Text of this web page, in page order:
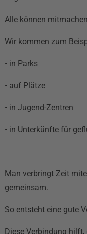
Alle können
Wir kommen zum
• in Parks
• auf Plätze
• in Jugend-Zentren
• in Unterkünfte für
Man verbringt Zeit
gemeinsam.
So entsteht eine gute
Diese Verbindung